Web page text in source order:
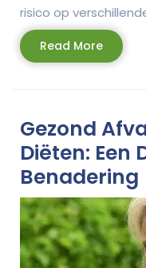
risico op
Read MoreRead
More
Gezond
Diëten: Een
Benadering